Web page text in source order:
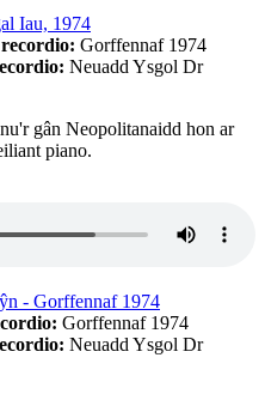
Iau, 1974
Gorffennaf 1974
Neuadd Ysgol Dr
gân Neopolitanaidd hon ar
piano.
- Gorffennaf 1974
Gorffennaf 1974
Neuadd Ysgol Dr